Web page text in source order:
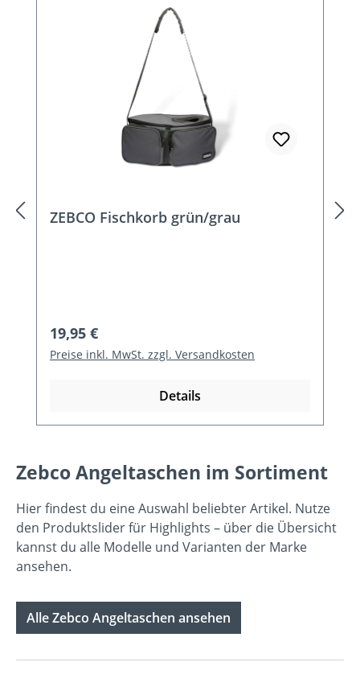
ZEBCO Fischkorb grün/grau
Regulärer Preis:
19,95 €
Preise inkl. MwSt. zzgl. Versandkosten
Details
Zebco Angeltaschen im Sortiment
Hier findest du eine Auswahl beliebter Artikel. Nutze
den Produktslider für Highlights – über die Übersicht
kannst du alle Modelle und Varianten der Marke
ansehen.
Alle Zebco Angeltaschen ansehen